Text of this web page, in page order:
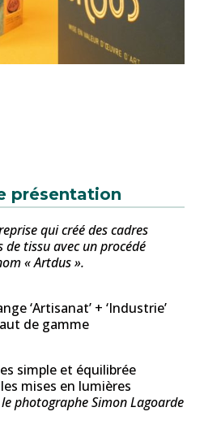
présentation
qui créé des cadres
tissu avec un procédé
« Artdus ».
‘Artisanat’ + ‘Industrie’
de gamme
simple et équilibrée
mises en lumières
photographe Simon Lagoarde